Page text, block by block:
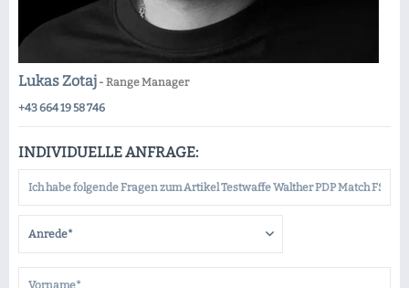
Lukas Zotaj - Range Manager
+43 664 19 58 746
INDIVIDUELLE ANFRAGE: